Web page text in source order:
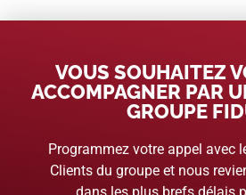
VOUS SOUHAITEZ
ACCOMPAGNER PAR
GROUPE
Programmez votre appel avec
Clients du groupe et nous